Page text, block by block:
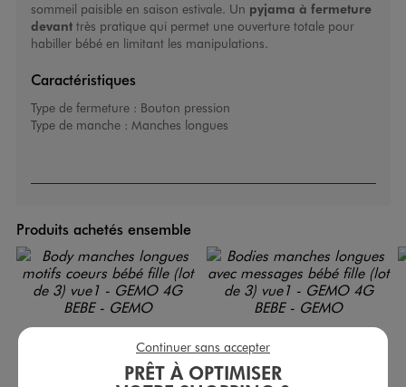
sommeil paisible en saison estivale. Un pyjama à fermeture
devanttrès pratique qui permet une ouverture totale pour
habiller bébé en limitant les manipulations.
Caractéristiques
Type de fermeture : Bouton pression
Type de manche : Manches longues
Produits achetés ensemble
PRÊT À OPTIMISER
Continuer sans accepter